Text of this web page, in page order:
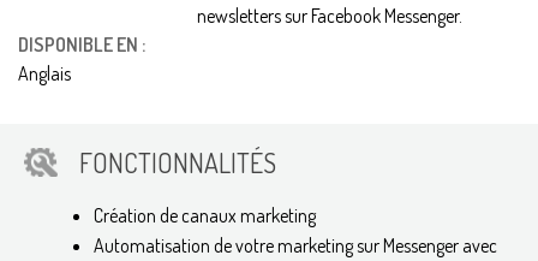
newsletters sur Facebook Messenger.
DISPONIBLE EN :
Anglais
FONCTIONNALITÉS
Création de canaux marketing
Automatisation de votre marketing sur Messenger avec